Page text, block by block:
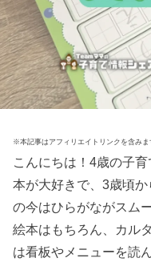
※本記事はアフィリエイトリンクを含みま
こんにちは！4歳の子
本が大好きで、3歳頃
の今はひらがながスム
絵本はもちろん、カル
は看板やメニューを読